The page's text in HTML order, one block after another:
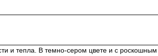
и тепла. В темно-сером цвете и с роскошным